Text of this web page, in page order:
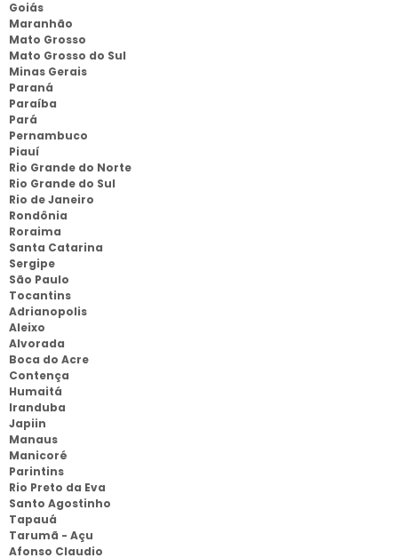
Goiás
Maranhão
Mato Grosso
Mato Grosso do Sul
Minas Gerais
Paraná
Paraíba
Pará
Pernambuco
Piauí
Rio Grande do Norte
Rio Grande do Sul
Rio de Janeiro
Rondônia
Roraima
Santa Catarina
Sergipe
São Paulo
Tocantins
Adrianopolis
Aleixo
Alvorada
Boca do Acre
Contença
Humaitá
Iranduba
Japiin
Manaus
Manicoré
Parintins
Rio Preto da Eva
Santo Agostinho
Tapauá
Tarumã - Açu
Afonso Claudio